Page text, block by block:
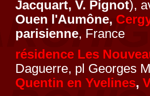
Jacquart, V. Pignot),
Ouen l'Aumône,
parisienne, France
résidence Les
Daguerre, pl Georges
Quentin en Yvelines,